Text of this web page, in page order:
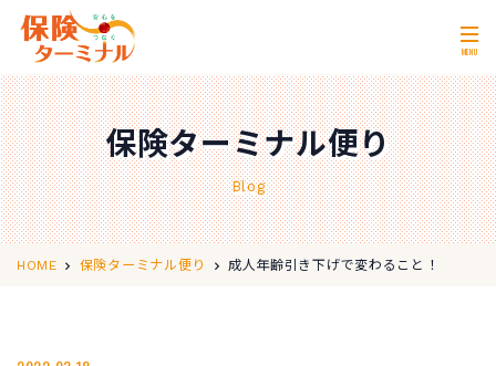
MENU
ホーム Home
私たちの強み Our Strength
無料相談 Consultation
取扱保険会社 Insurance Companies
店舗情報
保険ターミナル便り
Blog
HOME 保険ターミナル便り 成人年齢引き下げで変わること！